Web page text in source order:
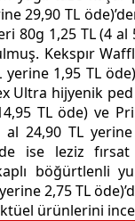
29,90 TL
80g 1,25 TL (4 al
Kekspır
yerine 1,95 TL
Ultra hijyenik
TL öde) ve
al 24,90 TL
ise leziz
böğürtlenli
2,75 TL
ürünlerini